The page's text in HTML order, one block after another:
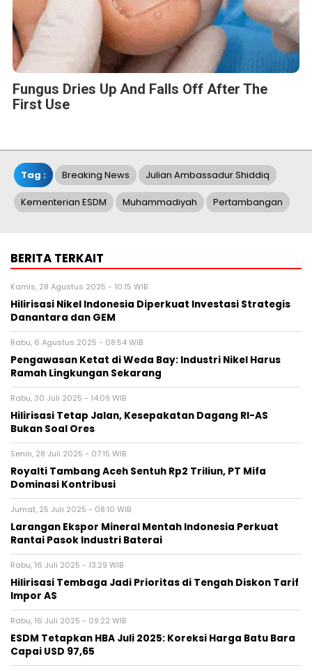
Fungus Dries Up And Falls Off After The
First Use
Tag : Breaking News Julian Ambassadur Shiddiq
Kementerian ESDM Muhammadiyah Pertambangan
BERITA TERKAIT
Kamis, 28 Agustus 2025 - 10:15 WIB
Hilirisasi Nikel Indonesia Diperkuat Investasi Strategis
Danantara dan GEM
Rabu, 6 Agustus 2025 - 08:54 WIB
Pengawasan Ketat di Weda Bay: Industri Nikel Harus
Ramah Lingkungan Sekarang
Rabu, 30 Juli 2025 - 14:09 WIB
Hilirisasi Tetap Jalan, Kesepakatan Dagang RI-AS
Bukan Soal Ores
Senin, 28 Juli 2025 - 07:15 WIB
Royalti Tambang Aceh Sentuh Rp2 Triliun, PT Mifa
Dominasi Kontribusi
Jumat, 25 Juli 2025 - 08:10 WIB
Larangan Ekspor Mineral Mentah Indonesia Perkuat
Rantai Pasok Industri Baterai
Rabu, 16 Juli 2025 - 13:29 WIB
Hilirisasi Tembaga Jadi Prioritas di Tengah Diskon Tarif
Impor AS
Rabu, 16 Juli 2025 - 09:22 WIB
ESDM Tetapkan HBA Juli 2025: Koreksi Harga Batu Bara
Capai USD 97,65